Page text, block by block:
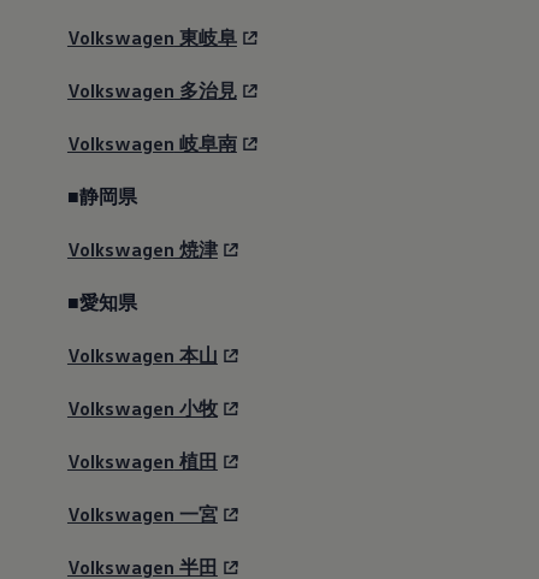
これまでも、これからも、時代を超えて長く
乗り続けられる一台として。変わらない価値
のために、変わり続ける。
Golf Premium Sound
Edition 登場
音を聴くために、走る日があってもいい。
先進的な音響技術で評価の高いHarman Kardon
のプレミアムサウンドシステムや、ブラック
た「Golf Premium Sound Edition」が登場。
乗るたびに豊かな時間が広がる、限定仕様の
Volkswagen 東岐阜
Volkswagen 多治見
Volkswagen 岐阜南
■静岡県
Volkswagen 焼津
■愛知県
Volkswagen 本山
Volkswagen 小牧
Volkswagen 植田
Volkswagen 一宮
Volkswagen 半田